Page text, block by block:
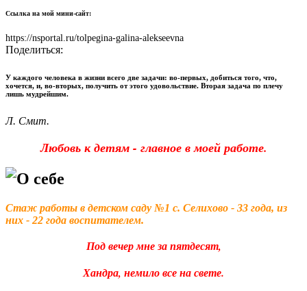
Ссылка на мой мини-сайт:
https://nsportal.ru/tolpegina-galina-alekseevna
Поделиться:
У каждого человека в жизни всего две задачи: во-первых, добиться того, что,
хочется, и, во-вторых, получить от этого удовольствие. Вторая задача по плечу
лишь мудрейшим.
Л. Смит.
Любовь к детям - главное в моей работе.
О себе
Стаж работы в детском саду №1 с. Селихово - 33 года, из
них - 22 года воспитателем.
Под вечер мне за пятдесят,
Хандра, немило все на свете.